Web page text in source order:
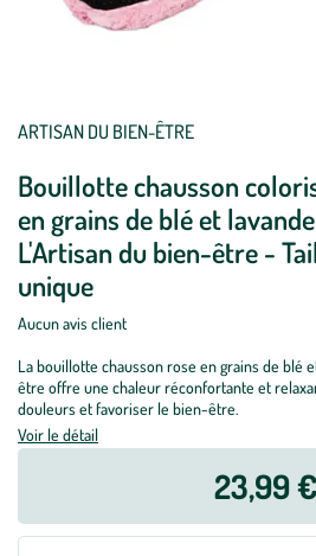
ARTISAN DU BIEN-ÊTRE
Bouillotte chausson
en grains de blé et lavande
L'Artisan du bien-être -
unique
Aucun avis client
La bouillotte chausson rose en grains de blé
être offre une chaleur réconfortante et
douleurs et favoriser le bien-être.
Voir le détail
23,99 €